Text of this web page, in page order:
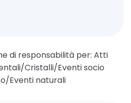
di responsabilità per: Atti
Cristalli/Eventi socio
Eventi naturali